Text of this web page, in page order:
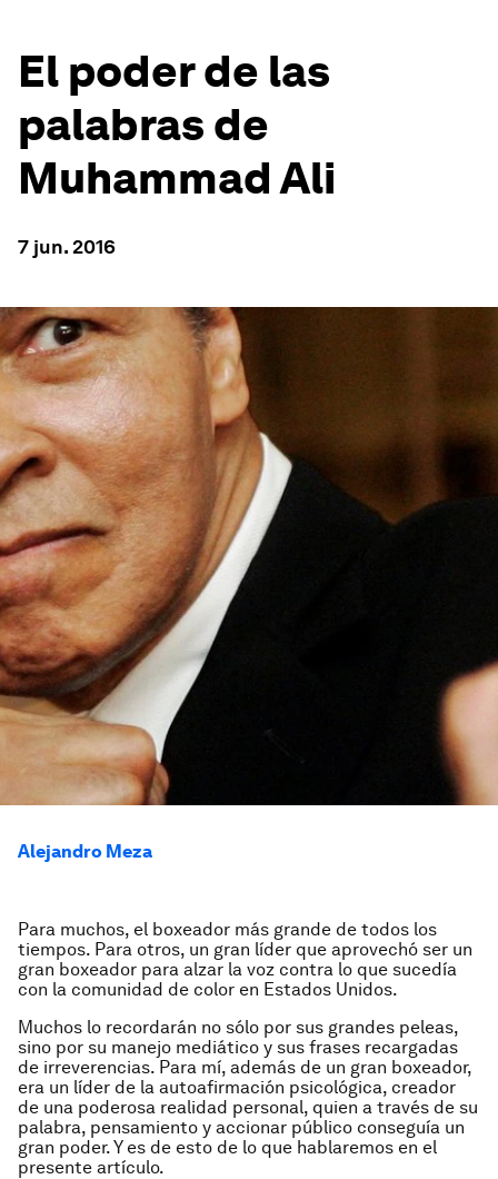
El poder de las
palabras de
Muhammad Ali
7 jun. 2016
Alejandro Meza
Para muchos, el boxeador más grande de todos los
tiempos. Para otros, un gran líder que aprovechó ser un
gran boxeador para alzar la voz contra lo que sucedía
con la comunidad de color en Estados Unidos.
Muchos lo recordarán no sólo por sus grandes peleas,
sino por su manejo mediático y sus frases recargadas
de irreverencias. Para mí, además de un gran boxeador,
era un líder de la autoafirmación psicológica, creador
de una poderosa realidad personal, quien a través de su
palabra, pensamiento y accionar público conseguía un
gran poder. Y es de esto de lo que hablaremos en el
presente artículo.